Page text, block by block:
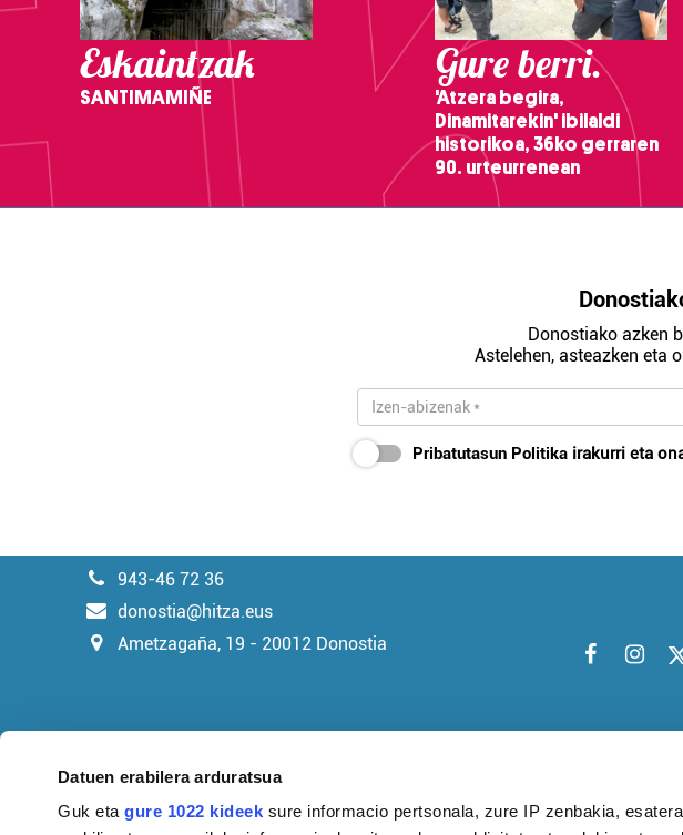
Datuen erabilera arduratsua
Guk etagure 1022 kideek sure informacio pertsonala, zure IP zenbakia,
Eskaintzak
SANTIMAMIÑE
Gure berri.
'Atzera begira,
Dinamitarekin' ibilaldi
historikoa, 36ko gerraren
90. urteurrenean
Donostiako azken
Astelehen, asteazken eta
Pribatutasun Politika irakurri eta
943-46 72 36
donostia@hitza.eus
Ametzagaña, 19 - 20012 Donostia